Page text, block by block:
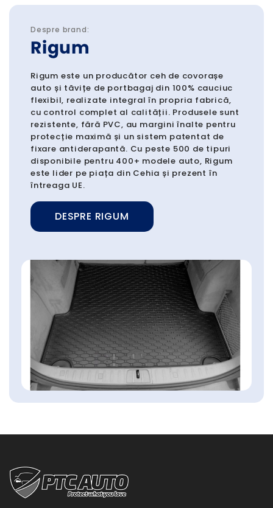
Despre brand:
Rigum
Rigum este un producător ceh de covorașe
auto și tăvițe de portbagaj din 100% cauciuc
flexibil, realizate integral în propria fabrică,
cu control complet al calității. Produsele sunt
rezistente, fără PVC, au margini înalte pentru
protecție maximă și un sistem patentat de
fixare antiderapantă. Cu peste 500 de tipuri
disponibile pentru 400+ modele auto, Rigum
este lider pe piața din Cehia și prezent în
întreaga UE.
DESPRE RIGUM